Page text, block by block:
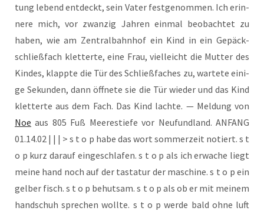
tung lebend ent­deckt, sein Vater fest­ge­nom­men. Ich erin­
ne­re mich, vor zwan­zig Jah­ren ein­mal beob­ach­tet zu
haben, wie am Zen­tral­bahn­hof ein Kind in ein Gepäck­
schließ­fach klet­ter­te, eine Frau, viel­leicht die Mut­ter des
Kin­des, klapp­te die Tür des Schließ­fa­ches zu, war­te­te eini­
ge Sekun­den, dann öff­ne­te sie die Tür wie­der und das Kind
klet­ter­te aus dem Fach. Das Kind lach­te. — Mel­dung von
Noe aus 805 Fuß Mee­res­tie­fe vor Neu­fund­land. ANFANG
01.14.02 | | | > s t o p habe das wort som­mer­zeit notiert. s t
o p kurz dar­auf ein­ge­schla­fen. s t o p als ich erwa­che liegt
mei­ne hand noch auf der tas­ta­tur der maschi­ne. s t o p ein
gel­ber fisch. s t o p behut­sam. s t o p als ob er mit mei­nem
hand­schuh spre­chen woll­te. s t o p wer­de bald ohne luft